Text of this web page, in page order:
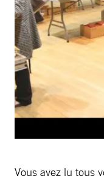
Vous avez lu tous